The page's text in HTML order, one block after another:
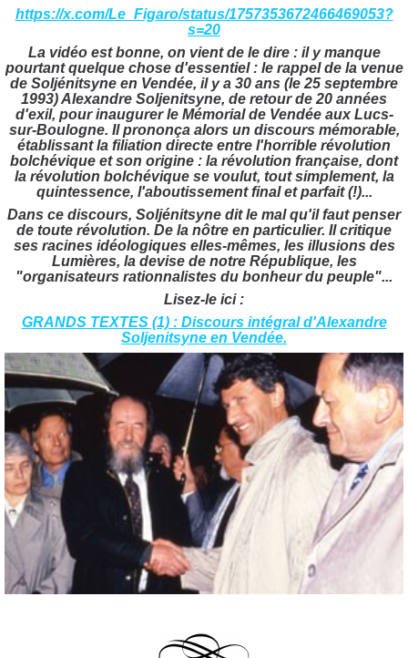
https://x.com/Le_Figaro/status/1757353672466469053?
s=20
La vidéo est bonne, on vient de le dire : il y manque
pourtant quelque chose d'essentiel : le rappel de la venue
de Soljénitsyne en Vendée, il y a 30 ans (le 25 septembre
1993) Alexandre Soljenitsyne, de retour de 20 années
d'exil, pour inaugurer le Mémorial de Vendée aux Lucs-
sur-Boulogne. Il prononça alors un discours mémorable,
établissant la filiation directe entre l'horrible révolution
bolchévique et son origine : la révolution française, dont
la révolution bolchévique se voulut, tout simplement, la
quintessence, l'aboutissement final et parfait (!)...
Dans ce discours, Soljénitsyne dit le mal qu'il faut penser
de toute révolution. De la nôtre en particulier. Il critique
ses racines idéologiques elles-mêmes, les illusions des
Lumières, la devise de notre République, les
"organisateurs rationnalistes du bonheur du peuple"...
Lisez-le ici :
GRANDS TEXTES (1) : Discours intégral d'Alexandre
Soljenitsyne en Vendée.